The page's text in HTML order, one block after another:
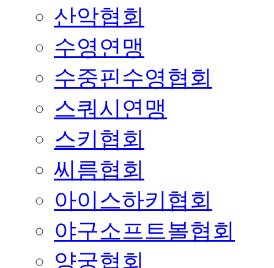
산악협회
수영연맹
수중핀수영협회
스쿼시연맹
스키협회
씨름협회
아이스하키협회
야구소프트볼협회
양궁협회